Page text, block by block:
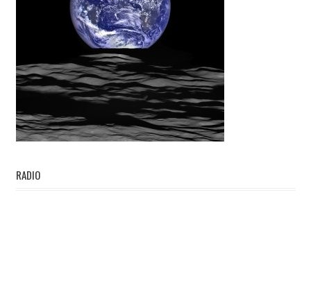
RADIO